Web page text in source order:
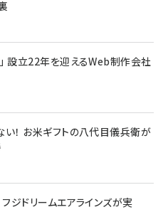
設立22年を迎えるWeb制作会社
！ お米ギフトの八代目儀兵衛が
ジドリームエアラインズが実